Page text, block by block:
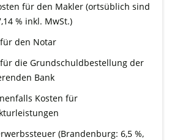
für den Makler (ortsüblich sind
% inkl. MwSt.)
den Notar
die Grundschuldbestellung der
Bank
Kosten für
(Brandenburg: 6,5 %,